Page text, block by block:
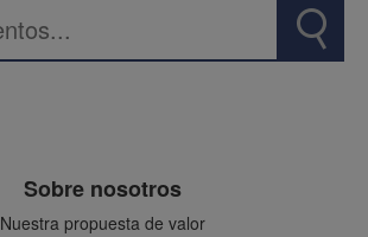
Sobre nosotros
Nuestra propuesta de valor